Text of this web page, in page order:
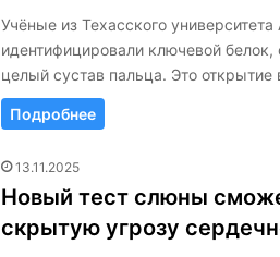
Учёные из Техасского
идентифицировали ключевой белок,
целый сустав пальца. Это
Подробнее
13.11.2025
Новый тест слюны
скрытую угрозу